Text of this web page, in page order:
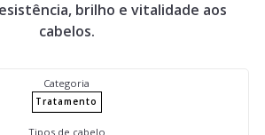
brilho e vitalidade aos
cabelos.
Categoria
Tratamento
Tipos de cabelo